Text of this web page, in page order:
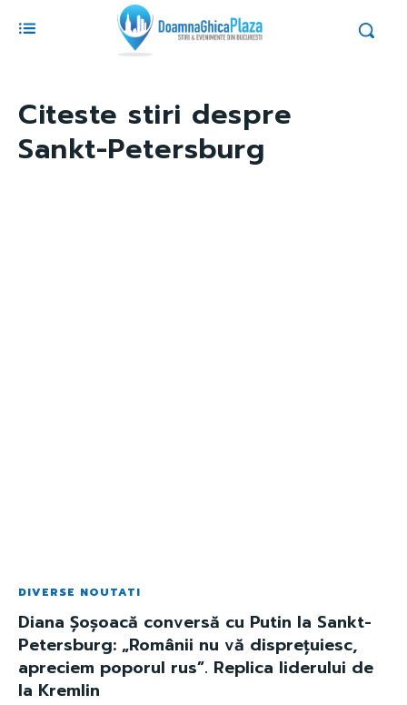
Citeste stiri despre
Sankt-Petersburg
DIVERSE NOUTATI
Diana Șoșoacă conversă cu Putin la Sankt-
Petersburg: „Românii nu vă disprețuiesc,
apreciem poporul rus”. Replica liderului de
la Kremlin